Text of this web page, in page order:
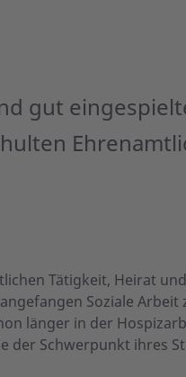
gut
Tätigkeit, Heirat
Soziale Arbeit
länger in der
der Schwerpunkt ihres